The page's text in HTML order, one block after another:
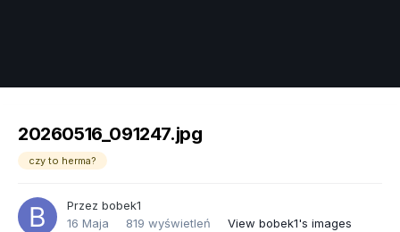
20260516_091247.jpg
czy to herma?
Przez bobek1
16 Maja
819 wyświetleń View bobek1's images